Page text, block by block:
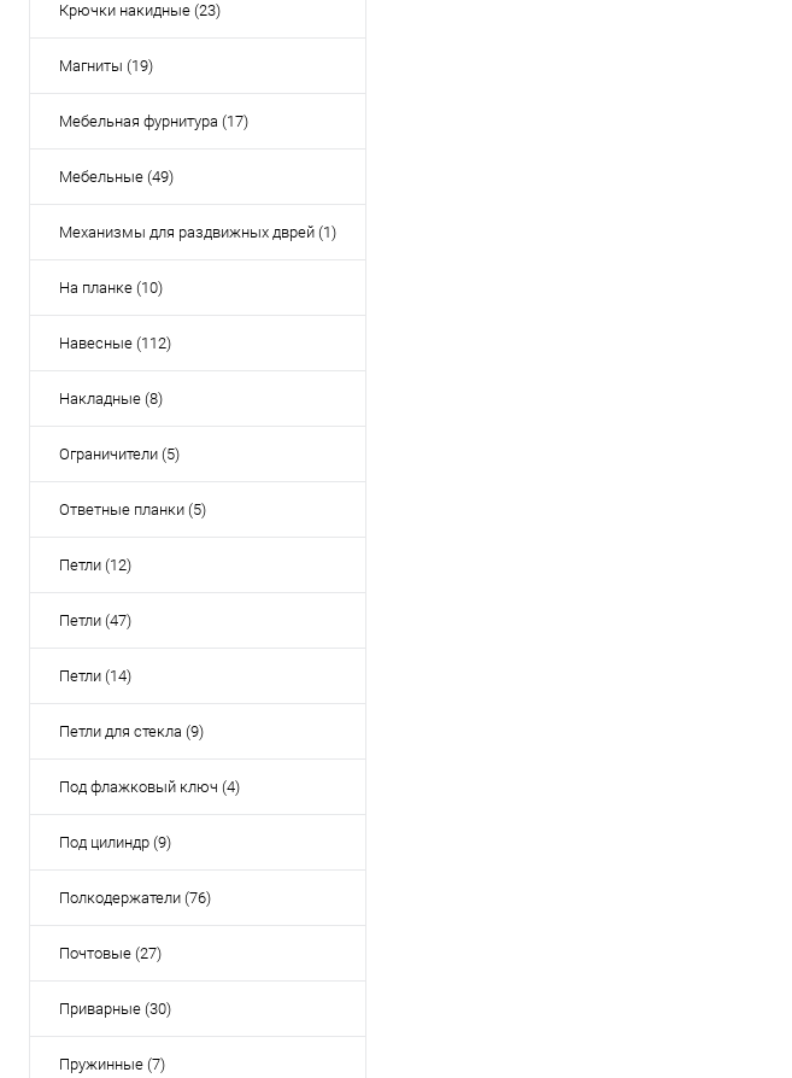
Крючки накидные (23)
Магниты (19)
Мебельная фурнитура (17)
Мебельные (49)
Механизмы для раздвижных дврей (1)
На планке (10)
Навесные (112)
Накладные (8)
Ограничители (5)
Ответные планки (5)
Петли (12)
Петли (47)
Петли (14)
Петли для стекла (9)
Под флажковый ключ (4)
Под цилиндр (9)
Полкодержатели (76)
Почтовые (27)
Приварные (30)
Пружинные (7)